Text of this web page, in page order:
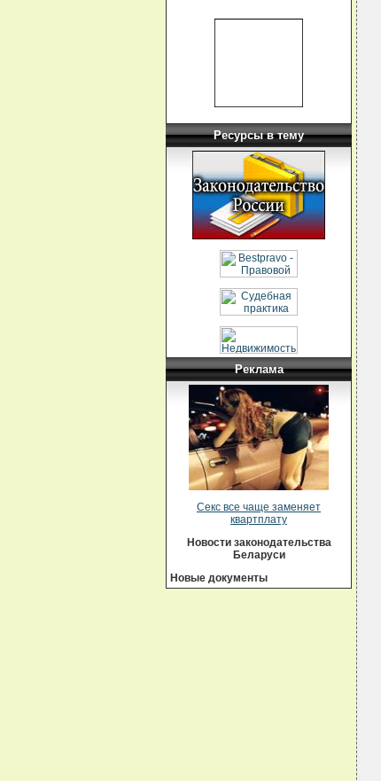
Ресурсы в тему
Реклама
Секс все чаще заменяет
квартплату
Новости законодательства
Беларуси
Новые документы